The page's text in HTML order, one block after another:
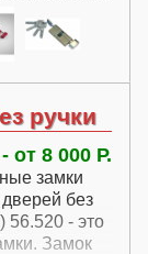
ручки
- от 8 000 Р.
замки
без
56.520 - это
Замок